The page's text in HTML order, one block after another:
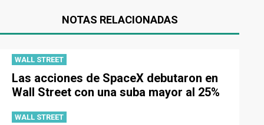
NOTAS RELACIONADAS
WALL STREET
Las acciones de SpaceX debutaron en
Wall Street con una suba mayor al 25%
WALL STREET